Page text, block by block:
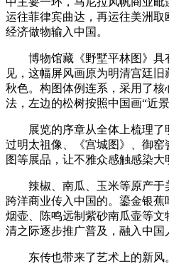
运往菲律宾曲达，再运往美洲
经济做物输入中国。
博物馆藏《野墅平林图》具
见，这幅屏风画原为明清宫廷
秋色。构图体例连系，采用了
法，左边的松树按照中国画“近
展览的序章从全体上梳理了
过明太祖像、《宫城图》、御
图等展品，让不雅众感触感染大
辣椒、南瓜、玉米等原产于
跨洋商业传入中国的。鎏金银
烟壶、陈鸣远制紫砂南瓜壶等
清之际逐步推广普及，融入中国
东传也带来了艺术上的新风